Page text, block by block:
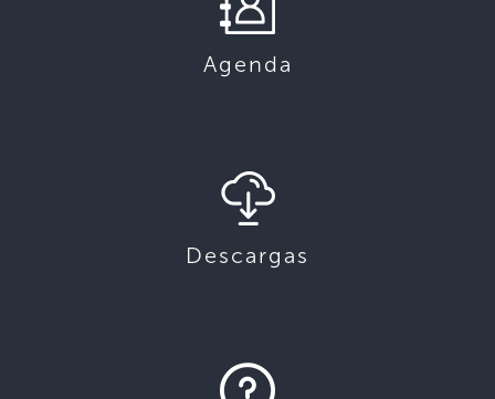
Agenda
Descargas